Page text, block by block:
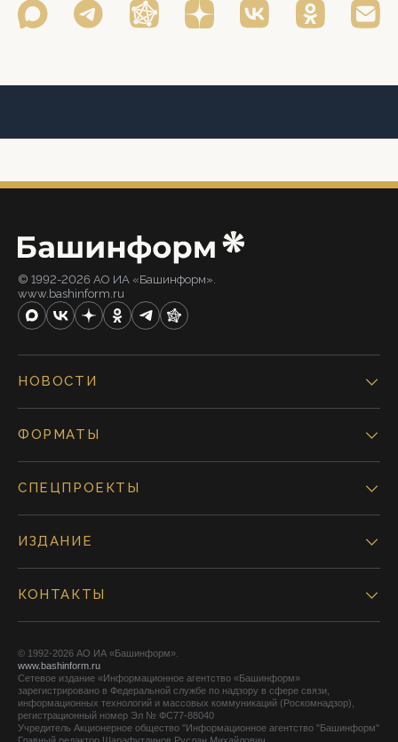
© 1992-2026 АО ИА «Башинформ».
www.bashinform.ru
НОВОСТИ
ФОРМАТЫ
СПЕЦПРОЕКТЫ
ИЗДАНИЕ
КОНТАКТЫ
© 1992-2026 АО ИА «Башинформ».
www.bashinform.ru
Сетевое издание «Информационное агентство «Башинформ»
зарегистрировано в Федеральной службе по надзору в сфере связи,
информационных технологий и массовых коммуникаций (Роскомнадзор),
регистрационный номер Эл № ФС77-88040
Учредитель Акционерное общество "Информационное агентство "Башинформ"